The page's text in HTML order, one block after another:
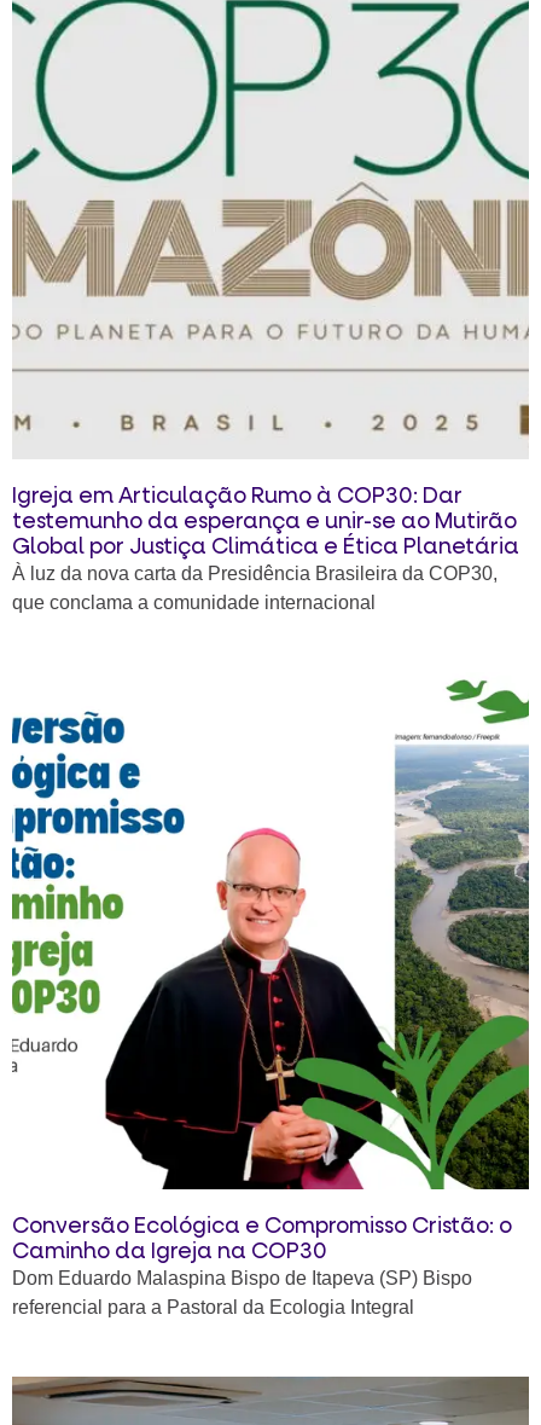
Igreja em Articulação Rumo à COP30: Dar
testemunho da esperança e unir-se ao Mutirão
Global por Justiça Climática e Ética Planetária
À luz da nova carta da Presidência Brasileira da COP30,
que conclama a comunidade internacional
Conversão Ecológica e Compromisso Cristão: o
Caminho da Igreja na COP30
Dom Eduardo Malaspina Bispo de Itapeva (SP) Bispo
referencial para a Pastoral da Ecologia Integral